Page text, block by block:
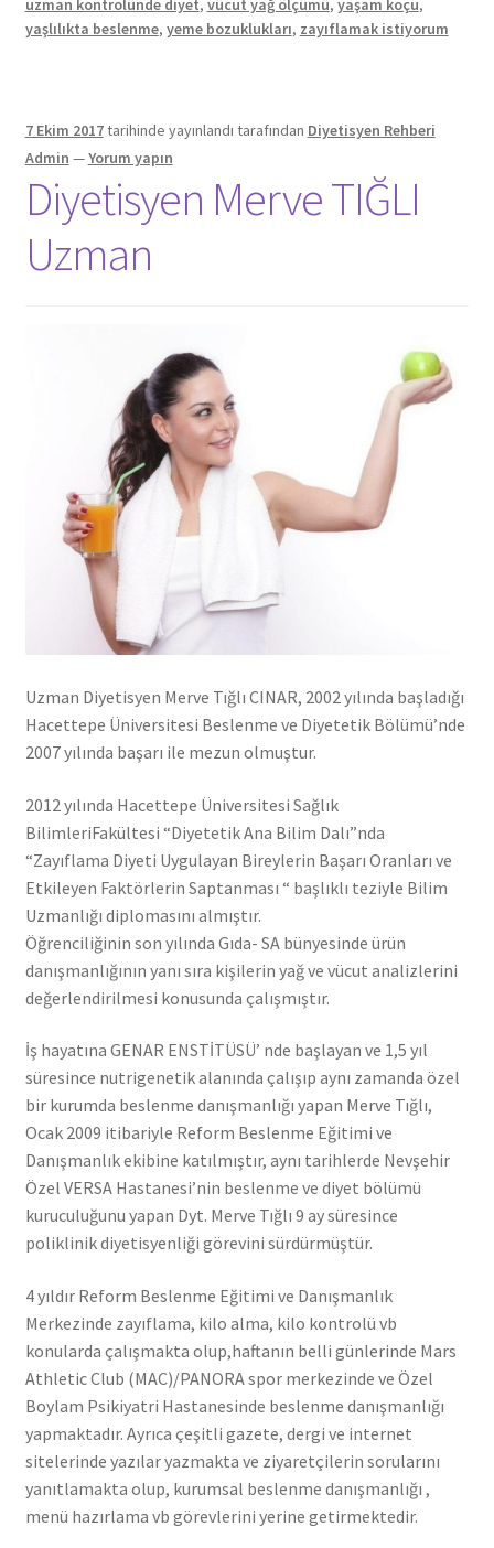
uzman kontrolünde diyet, vücut yağ ölçümü, yaşam koçu,
yaşlılıkta beslenme, yeme bozuklukları, zayıflamak istiyorum
7 Ekim 2017tarihinde yayınlandı tarafından Diyetisyen Rehberi
Admin —Yorum yapın
Diyetisyen Merve TIĞLI
Uzman
Uzman Diyetisyen Merve Tığlı CINAR, 2002 yılında başladığı
Hacettepe Üniversitesi Beslenme ve Diyetetik Bölümü’nde
2007 yılında başarı ile mezun olmuştur.
2012 yılında Hacettepe Üniversitesi Sağlık
BilimleriFakültesi “Diyetetik Ana Bilim Dalı”nda
“Zayıflama Diyeti Uygulayan Bireylerin Başarı Oranları ve
Etkileyen Faktörlerin Saptanması “ başlıklı teziyle Bilim
Uzmanlığı diplomasını almıştır.
Öğrenciliğinin son yılında Gıda- SA bünyesinde ürün
danışmanlığının yanı sıra kişilerin yağ ve vücut analizlerini
değerlendirilmesi konusunda çalışmıştır.
İş hayatına GENAR ENSTİTÜSÜ’ nde başlayan ve 1,5 yıl
süresince nutrigenetik alanında çalışıp aynı zamanda özel
bir kurumda beslenme danışmanlığı yapan Merve Tığlı,
Ocak 2009 itibariyle Reform Beslenme Eğitimi ve
Danışmanlık ekibine katılmıştır, aynı tarihlerde Nevşehir
Özel VERSA Hastanesi’nin beslenme ve diyet bölümü
kuruculuğunu yapan Dyt. Merve Tığlı 9 ay süresince
poliklinik diyetisyenliği görevini sürdürmüştür.
4 yıldır Reform Beslenme Eğitimi ve Danışmanlık
Merkezinde zayıflama, kilo alma, kilo kontrolü vb
konularda çalışmakta olup,haftanın belli günlerinde Mars
Athletic Club (MAC)/PANORA spor merkezinde ve Özel
Boylam Psikiyatri Hastanesinde beslenme danışmanlığı
yapmaktadır. Ayrıca çeşitli gazete, dergi ve internet
sitelerinde yazılar yazmakta ve ziyaretçilerin sorularını
yanıtlamakta olup, kurumsal beslenme danışmanlığı ,
menü hazırlama vb görevlerini yerine getirmektedir.